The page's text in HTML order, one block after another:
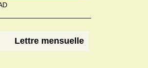
Lettre mensuelle